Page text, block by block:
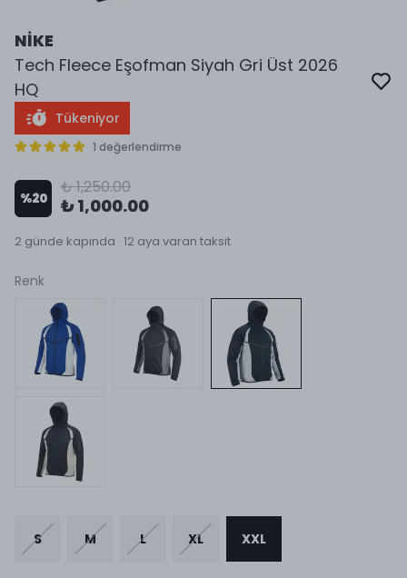
NİKE
Tech Fleece Eşofman Siyah Gri Üst 2026
HQ
Tükeniyor
1 değerlendirme
%20
₺ 1,250.00
₺ 1,000.00
2 günde kapında · 12 aya varan taksit
Renk
S M L XL XXL